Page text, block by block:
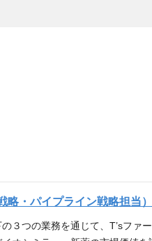
・パイプライン戦略担当）
３つの業務を通じて、T’sファ